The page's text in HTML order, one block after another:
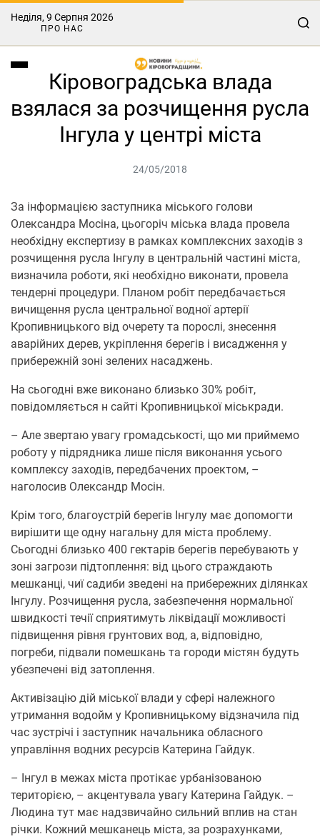
Неділя, 9 Серпня 2026
ПРО НАС
Кіровоградська влада
взялася за розчищення русла
Інгула у центрі міста
24/05/2018
За інформацією заступника міського голови
Олександра Мосіна, цьогоріч міська влада провела
необхідну експертизу в рамках комплексних заходів з
розчищення русла Інгулу в центральній частині міста,
визначила роботи, які необхідно виконати, провела
тендерні процедури. Планом робіт передбачається
вичищення русла центральної водної артерії
Кропивницького від очерету та порослі, знесення
аварійних дерев, укріплення берегів і висадження у
прибережній зоні зелених насаджень.
На сьогодні вже виконано близько 30% робіт,
повідомляється н сайті Кропивницької міськради.
– Але звертаю увагу громадськості, що ми приймемо
роботу у підрядника лише після виконання усього
комплексу заходів, передбачених проектом, –
наголосив Олександр Мосін.
Крім того, благоустрій берегів Інгулу має допомогти
вирішити ще одну нагальну для міста проблему.
Сьогодні близько 400 гектарів берегів перебувають у
зоні загрози підтоплення: від цього страждають
мешканці, чиї садиби зведені на прибережних ділянках
Інгулу. Розчищення русла, забезпечення нормальної
швидкості течії сприятимуть ліквідації можливості
підвищення рівня грунтових вод, а, відповідно,
погреби, підвали помешкань та городи містян будуть
убезпечені від затоплення.
Активізацію дій міської влади у сфері належного
утримання водойм у Кропивницькому відзначила під
час зустрічі і заступник начальника обласного
управління водних ресурсів Катерина Гайдук.
– Інгул в межах міста протікає урбанізованою
територією, – акцентувала увагу Катерина Гайдук. –
Людина тут має надзвичайно сильний вплив на стан
річки. Кожний мешканець міста, за розрахунками,